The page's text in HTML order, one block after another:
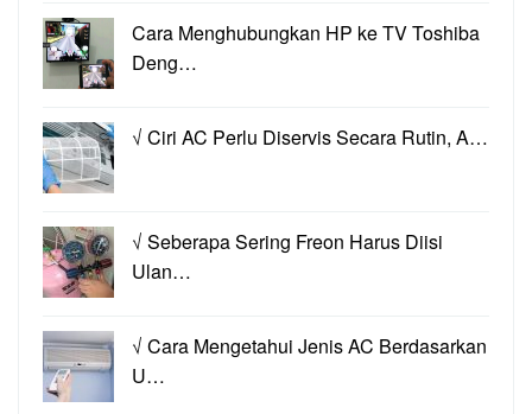
Cara Menghubungkan HP ke TV Toshiba
Deng…
√ Ciri AC Perlu Diservis Secara Rutin, A…
√ Seberapa Sering Freon Harus Diisi
Ulan…
√ Cara Mengetahui Jenis AC Berdasarkan
U…